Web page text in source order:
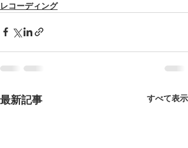
レコーディング
最新記事 すべて表示